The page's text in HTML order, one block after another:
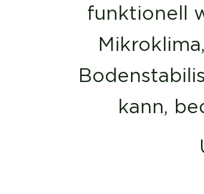
funktionell
kann,